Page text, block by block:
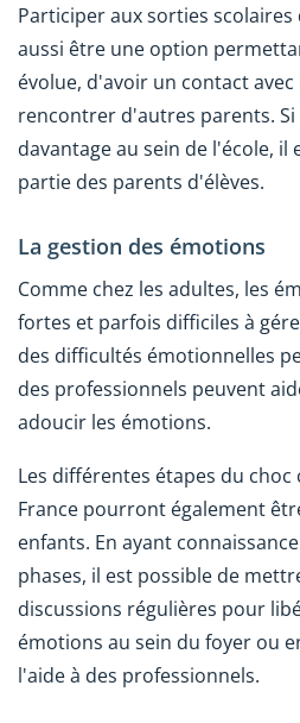
Participer aux sorties
aussi être une option
évolue, d'avoir un contact
rencontrer d'autres parents.
davantage au sein de l'école, il
partie des parents d'élèves.
La gestion des émotions
Comme chez les adultes, les
fortes et parfois difficiles à
des difficultés émotionnelles
des professionnels peuvent
adoucir les émotions.
Les différentes étapes du
France pourront également
enfants. En ayant
phases, il est possible de
discussions régulières pour
émotions au sein du foyer ou
l'aide à des professionnels.